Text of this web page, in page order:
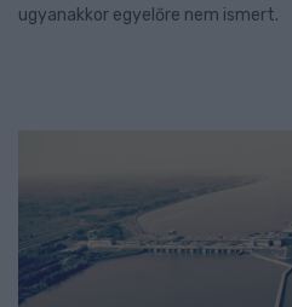
ugyanakkor egyelőre nem ismert.